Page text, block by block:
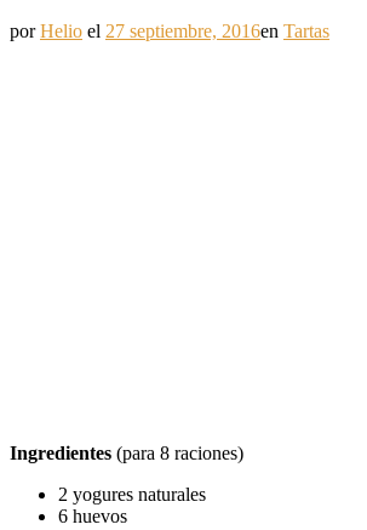
porHelio el 27 septiembre, 2016en Tartas
Ingredientes (para 8 raciones)
2 yogures naturales
6 huevos